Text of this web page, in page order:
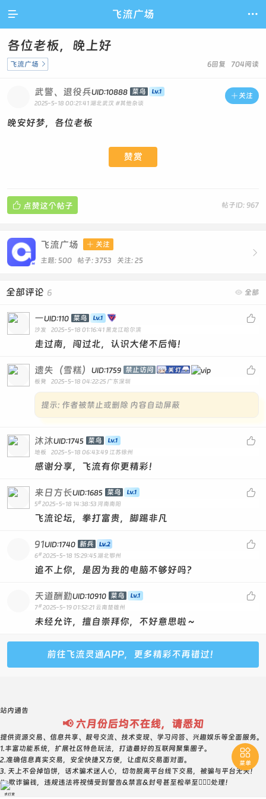
 飞流广场 
各位老板，晚上好
6回复 704阅读
飞流广场 
 关注
武警、退役兵UID:10888 菜鸟
2025-5-18 00:21:41 湖北武汉 #其他杂谈
晚安好梦，各位老板
赞赏
帖子ID: 967
 点赞这个帖子

飞流广场  关注
主题: 500 帖子: 3753 关注: 25
 全部
全部评论 6

一UID:110 菜鸟
沙发 2025-5-18 01:16:41 黑龙江哈尔滨
走过南，闯过北，认识大佬不后悔！

遗失（雪糕） UID:1759 禁止访问
板凳 2025-5-18 04:22:25 广东深圳
提示: 作者被禁止或删除 内容自动屏蔽

沐沐UID:1745 菜鸟
地板 2025-5-18 06:43:49 江苏徐州
感谢分享，飞流有你更精彩！

来日方长UID:1685 菜鸟
5# 2025-5-18 14:38:53 河南南阳
飞流论坛，拳打富贵，脚踢非凡

91UID:1740 新兵
6# 2025-5-18 15:29:45 湖北鄂州
追不上你，是因为我的电脑不够好吗？

天道酬勤UID:10910 菜鸟
7# 2025-5-19 01:52:21 云南楚雄州
未经允许，擅自崇拜你，不好意思啦～
前往飞流灵通APP，更多精彩不再错过！

菜单
站内通告
📢 六月份后均不在线，请悉知
提供资源交易、信息共享、靓号交流、技术变现、学习问答、兴趣娱乐等全面服务。
1.丰富功能系统，扩展社区特色玩法，打造最好的互联网聚集圈子。
2.准确信息真实交易，安全快捷又方便，让虚拟交易面对面。
3. 天上不会掉馅饼，话术骗术迷人心，切勿脱离平台线下交易，被骗与平台无关！
4. 欺诈骗钱，违规违法将视情受到警告&禁言&封号甚至检举至👮🏻‍♀️处理！
求打赏